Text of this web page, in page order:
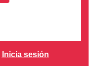
Inicia sesión